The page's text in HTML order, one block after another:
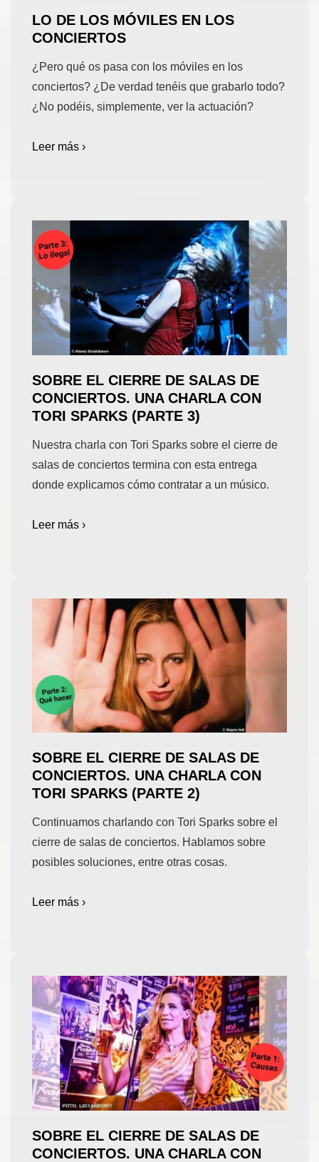
LO DE LOS MÓVILES EN LOS
CONCIERTOS
¿Pero qué os pasa con los móviles en los
conciertos? ¿De verdad tenéis que grabarlo todo?
¿No podéis, simplemente, ver la actuación?
Leer más ›
SOBRE EL CIERRE DE SALAS DE
CONCIERTOS. UNA CHARLA CON
TORI SPARKS (PARTE 3)
Nuestra charla con Tori Sparks sobre el cierre de
salas de conciertos termina con esta entrega
donde explicamos cómo contratar a un músico.
Leer más ›
SOBRE EL CIERRE DE SALAS DE
CONCIERTOS. UNA CHARLA CON
TORI SPARKS (PARTE 2)
Continuamos charlando con Tori Sparks sobre el
cierre de salas de conciertos. Hablamos sobre
posibles soluciones, entre otras cosas.
Leer más ›
SOBRE EL CIERRE DE SALAS DE
CONCIERTOS. UNA CHARLA CON